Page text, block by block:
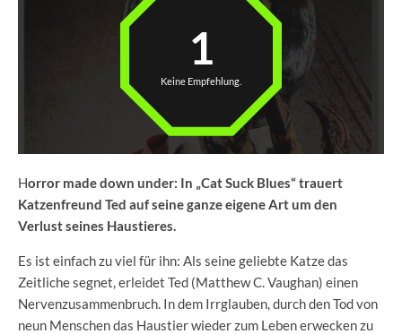
1
Keine Empfehlung.
Horror made down under: In „Cat Suck Blues“ trauert
Katzenfreund Ted auf seine ganze eigene Art um den
Verlust seines Haustieres.
Es ist einfach zu viel für ihn: Als seine geliebte Katze das
Zeitliche segnet, erleidet Ted (Matthew C. Vaughan) einen
Nervenzusammenbruch. In dem Irrglauben, durch den Tod von
neun Menschen das Haustier wieder zum Leben erwecken zu